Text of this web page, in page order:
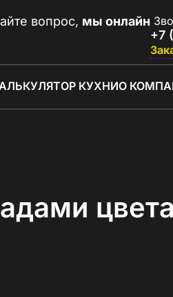
вопрос, мы онлайн
+7
КУХНИО